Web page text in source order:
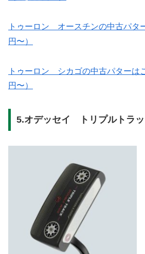
トゥーロン オースチンの中古パタ
円〜）
トゥーロン シカゴの中古パターは
円〜）
5.オデッセイ トリプルトラッ